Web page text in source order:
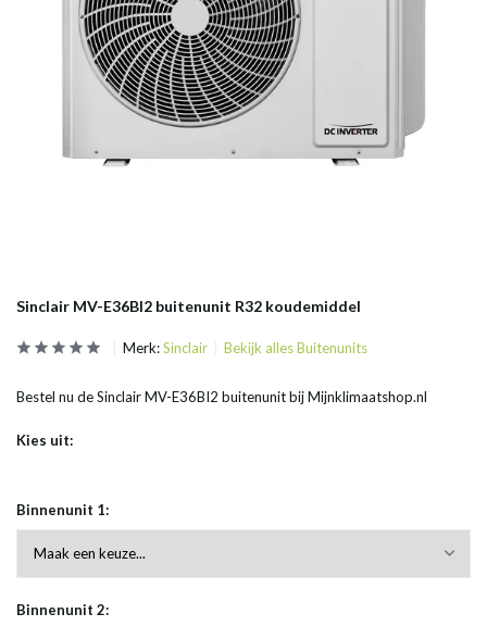
Sinclair MV-E36BI2 buitenunit R32 koudemiddel
Merk:Sinclair Bekijk alles Buitenunits
Bestel nu de Sinclair MV-E36BI2 buitenunit bij Mijnklimaatshop.nl
Kies uit:
Binnenunit 1:
Binnenunit 2: